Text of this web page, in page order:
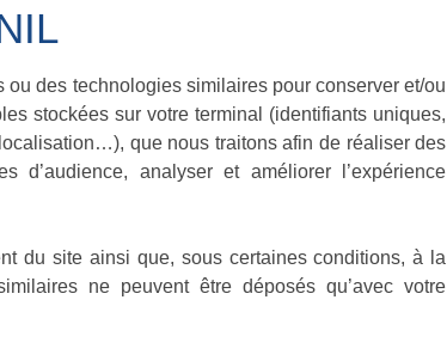
des technologies similaires pour conserver et/ou
stockées sur votre terminal (identifiants uniques,
que nous traitons afin de réaliser des
d’audience, analyser et améliorer l’expérience
du site ainsi que, sous certaines conditions, à la
ne peuvent être déposés qu’avec votre